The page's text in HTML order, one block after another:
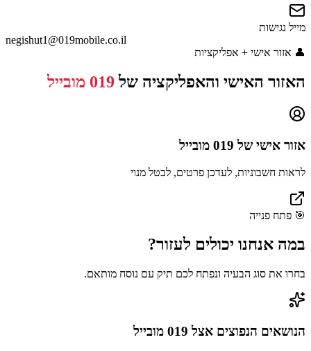
מייל נגישות
negishut1@019mobile.co.il
👤 אזור אישי + אפליקציות
האזור האישי והאפליקציה של 019 מובייל
אזור אישי של 019 מובייל
לראות חשבוניות, לעדכן פרטים, לבטל מנוי
🎯 פתח פנייה
במה אנחנו יכולים לעזור?
בחרו את סוג הבעיה ונפתח לכם תיק עם נוסח מותאם.
הנושאים הנפוצים אצל 019 מובייל